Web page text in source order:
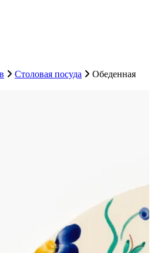
Столовая посуда
Обеденная